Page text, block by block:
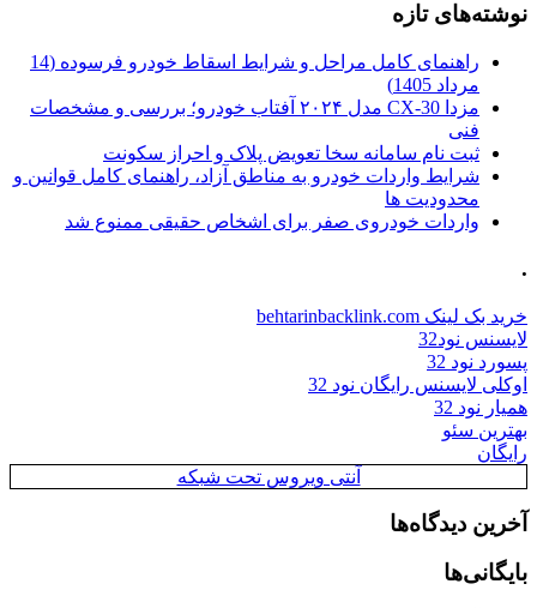
نوشته‌های تازه
راهنمای کامل مراحل و شرایط اسقاط خودرو فرسوده (14
مرداد 1405)
مزدا CX-30 مدل ۲۰۲۴ آفتاب خودرو؛ بررسی و مشخصات
فنی
ثبت نام سامانه سخا تعویض پلاک و احراز سکونت
شرایط واردات خودرو به مناطق آزاد، راهنمای کامل قوانین و
محدودیت ها
واردات خودروی صفر برای اشخاص حقیقی ممنوع شد
.
خرید بک لینک behtarinbacklink.com
لایسنس نود32
پسورد نود 32
اوکلی لایسنس رایگان نود 32
همیار نود 32
بهترین سئو
رایگان
آنتی ویروس تحت شبکه
آخرین دیدگاه‌ها
بایگانی‌ها